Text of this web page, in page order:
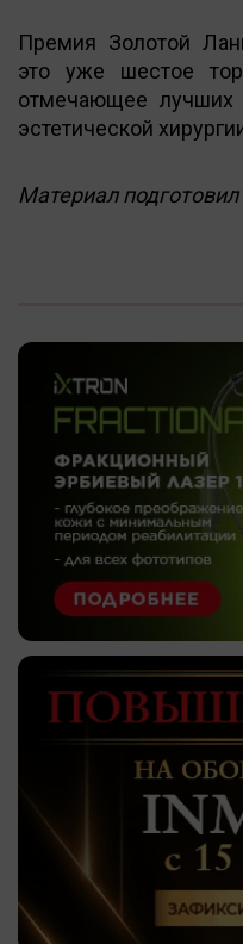
Премия Золотой
это уже шестое
отмечающее лучших
эстетической
Материал подготовил